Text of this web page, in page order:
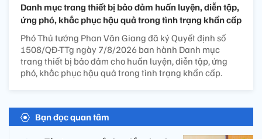
Danh mục trang thiết bị bảo đảm huấn luyện, diễn tập,
ứng phó, khắc phục hậu quả trong tình trạng khẩn cấp
Phó Thủ tướng Phan Văn Giang đã ký Quyết định số
1508/QĐ-TTg ngày 7/8/2026 ban hành Danh mục
trang thiết bị bảo đảm cho huấn luyện, diễn tập, ứng
phó, khắc phục hậu quả trong tình trạng khẩn cấp.
Bạn đọc quan tâm